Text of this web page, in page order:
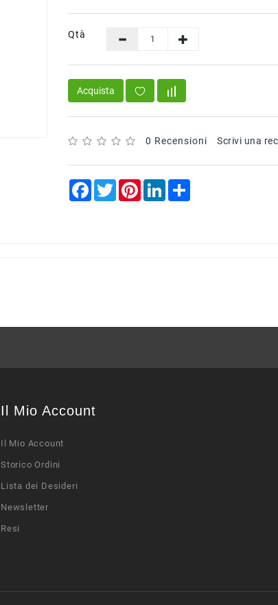
Qtà
Acquista
0 Recensioni Scrivi una
Facebook
TwitterPinterestLinkedInShare
Il Mio Account
Il Mio Account
Storico Ordini
Lista dei Desideri
Newsletter
Resi